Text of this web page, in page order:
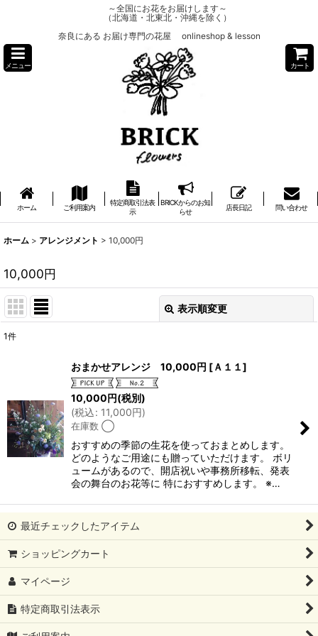
～全国にお花をお届けします～
（北海道・北東北・沖縄を除く）
奈良にある お届け専門の花屋 onlineshop & lesson
メニュー カート
ホーム ご利用案内
特定商取引法表
示
BRICKからのお知
らせ
店長日記 問い合わせ
ホーム > アレンジメント > 10,000円
10,000円
表示順変更
1件
おまかせアレンジ 10,000円 [Ａ１１]
10,000円(税別)
(税込: 11,000円)
在庫数 ◯
おすすめの季節の生花を使っておまとめします。
どのようなご用途にも贈っていただけます。 ボリ
ュームがあるので、開店祝いや事務所移転、発表
会の舞台のお花等に 特におすすめします。 ※…
最近チェックしたアイテム
ショッピングカート
マイページ
特定商取引法表示